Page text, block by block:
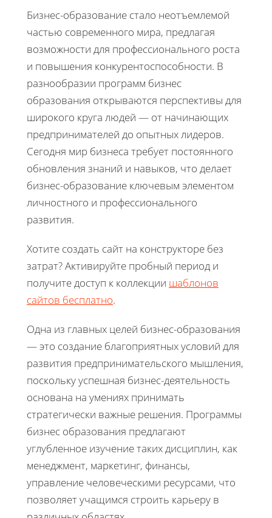
Бизнес-образование стало неотъемлемой
частью современного мира, предлагая
возможности для профессионального роста
и повышения конкурентоспособности. В
разнообразии программ бизнес
образования открываются перспективы для
широкого круга людей — от начинающих
предпринимателей до опытных лидеров.
Сегодня мир бизнеса требует постоянного
обновления знаний и навыков, что делает
бизнес-образование ключевым элементом
личностного и профессионального
развития.
Хотите создать сайт на конструкторе без
затрат? Активируйте пробный период и
получите доступ к коллекции шаблонов
сайтов бесплатно.
Одна из главных целей бизнес-образования
— это создание благоприятных условий для
развития предпринимательского мышления,
поскольку успешная бизнес-деятельность
основана на умениях принимать
стратегически важные решения. Программы
бизнес образования предлагают
углубленное изучение таких дисциплин, как
менеджмент, маркетинг, финансы,
управление человеческими ресурсами, что
позволяет учащимся строить карьеру в